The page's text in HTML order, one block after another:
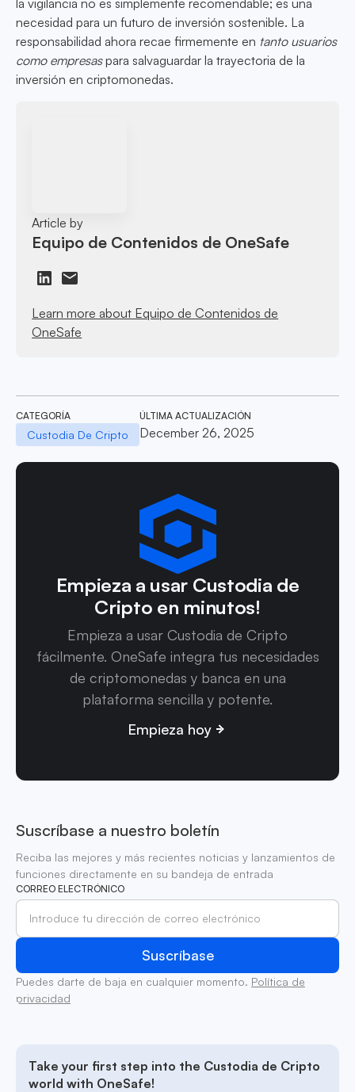
la vigilancia no es simplemente recomendable; es una
necesidad para un futuro de inversión sostenible. La
responsabilidad ahora recae firmemente en tanto usuarios
como empresaspara salvaguardar la trayectoria de la
inversión en criptomonedas.
Article by
Equipo de Contenidos de OneSafe
Learn more about Equipo de Contenidos de
OneSafe
CATEGORÍA
Custodia De Cripto
ÚLTIMA ACTUALIZACIÓN
December 26, 2025
Empieza a usar Custodia de
Cripto en minutos!
Empieza a usar Custodia de Cripto
fácilmente. OneSafe integra tus necesidades
de criptomonedas y banca en una
plataforma sencilla y potente.
Empieza hoy
Suscríbase a nuestro boletín
Reciba las mejores y más recientes noticias y lanzamientos de
funciones directamente en su bandeja de entrada
CORREO ELECTRÓNICO
Puedes darte de baja en cualquier momento. Política de
privacidad
Take your first step into the Custodia de Cripto
world with OneSafe!